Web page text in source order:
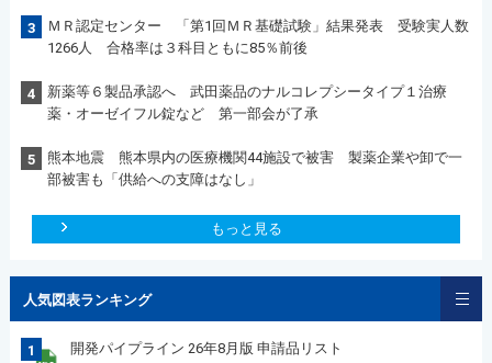
3
ＭＲ認定センター 「第1回ＭＲ基礎試験」結果発表 受験実人数
1266人 合格率は３科目ともに85％前後
4
新薬等６製品承認へ 武田薬品のナルコレプシータイプ１治療
薬・オーゼイフル錠など 第一部会が了承
5
熊本地震 熊本県内の医療機関44施設で被害 製薬企業や卸で一
部被害も「供給への支障はなし」
もっと見る
人気図表ランキング
1 開発パイプライン 26年8月版 申請品リスト